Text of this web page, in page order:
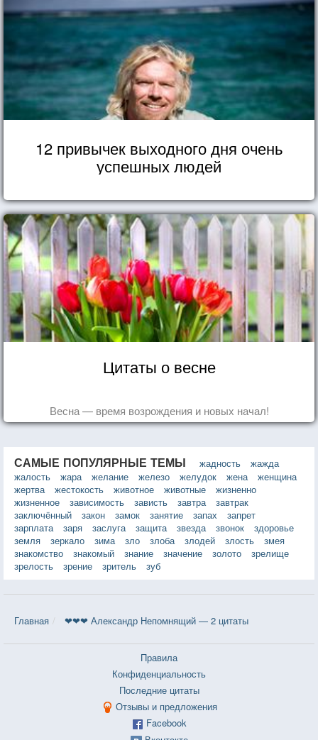
12 привычек выходного дня очень
успешных людей
Цитаты о весне
Весна — время возрождения и новых начал!
САМЫЕ ПОПУЛЯРНЫЕ ТЕМЫ жадность
жажда
жалость
жара желание железо желудок жена
женщина
жертва
жестокость животное животные
жизненно
жизненное
зависимость зависть завтра
завтрак
заключённый
закон замок занятие запах
запрет
зарплата
заря заслуга защита звезда звонок
здоровье
земля
зеркало зима зло злоба злодей злость
змея
знакомство
знакомый знание значение золото
зрелище
зрелость
зрение зритель зуб
Главная ❤❤❤ Александр Непомнящий — 2 цитаты
Правила
Конфиденциальность
Последние цитаты
Отзывы и предложения
Facebook